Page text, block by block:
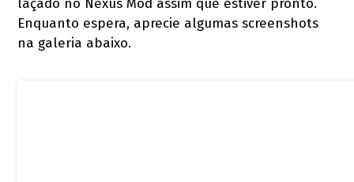
laçado no Nexus Mod assim que estiver pronto.
Enquanto espera, aprecie algumas screenshots
na galeria abaixo.